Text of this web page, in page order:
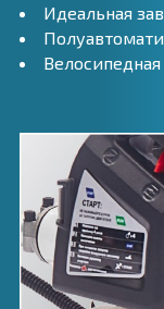
Идеальная
Велосипедная